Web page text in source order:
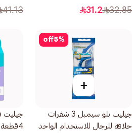
32.85
31.2
واحدة 4قطعة
41.13
5%
off
+
جيليت بلو سيمبل 3 شفرات
حلاقة للرجال للاستخدام الواحد
جيليت
4قطعة